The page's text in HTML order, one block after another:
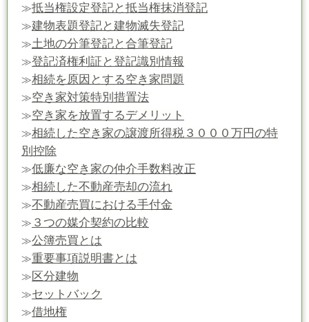
≫抵当権設定登記と抵当権抹消登記
≫建物表題登記と建物滅失登記
≫土地の分筆登記と合筆登記
≫登記済権利証と登記識別情報
≫相続を原因とする空き家問題
≫空き家対策特別措置法
≫空き家を放置するデメリット
≫相続した空き家の譲渡所得税３０００万円の特
別控除
≫低廉な空き家の仲介手数料改正
≫相続した不動産売却の流れ
≫不動産売買における手付金
≫ ３つの媒介契約の比較
≫公簿売買とは
≫重要事項説明書とは
≫区分建物
≫セットバック
≫借地権